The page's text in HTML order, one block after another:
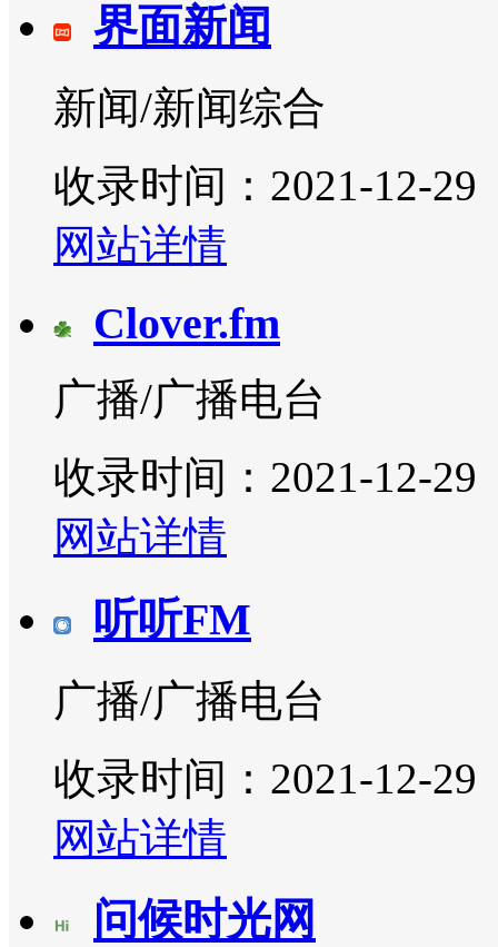
界面新闻
新闻/新闻综合
收录时间：2021-12-29
网站详情
Clover.fm
广播/广播电台
收录时间：2021-12-29
网站详情
听听FM
广播/广播电台
收录时间：2021-12-29
网站详情
问候时光网